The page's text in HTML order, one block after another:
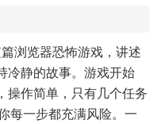
浏览器恐怖游戏，讲述
冷静的故事。游戏开始
操作简单，只有几个任务
每一步都充满风险。一